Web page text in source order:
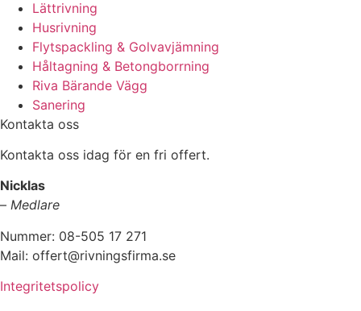
Lättrivning
Husrivning
Flytspackling & Golvavjämning
Håltagning & Betongborrning
Riva Bärande Vägg
Sanering
Kontakta oss
Kontakta oss idag för en fri offert.
Nicklas
– Medlare
Nummer: 08-505 17 271
Mail: offert@rivningsfirma.se
Integritetspolicy